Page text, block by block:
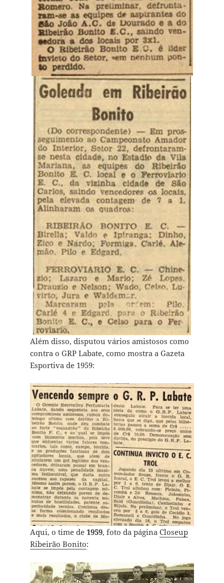
Além disso, disputou vários amistosos como
contra o GRP Labate, como mostra a Gazeta
Esportiva de 1959:
Aqui, o time de 1959, foto da página Closeup
Ribeirão Bonito: